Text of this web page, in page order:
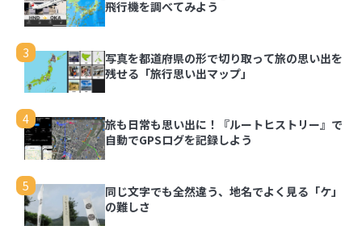
飛行機を調べてみよう
3
写真を都道府県の形で切り取って旅の思い出を
残せる「旅行思い出マップ」
4
旅も日常も思い出に！『ルートヒストリー』で
自動でGPSログを記録しよう
5
同じ文字でも全然違う、地名でよく見る「ケ」
の難しさ